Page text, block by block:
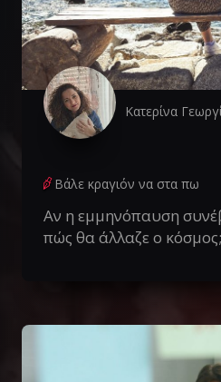
Κατερίνα
Βάλε κραγιόν να στα πω
Αν η εμμηνόπαυση
πώς θα άλλαζε ο κόσμος;